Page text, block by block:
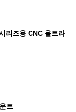
리즈용 CNC 울트라
트